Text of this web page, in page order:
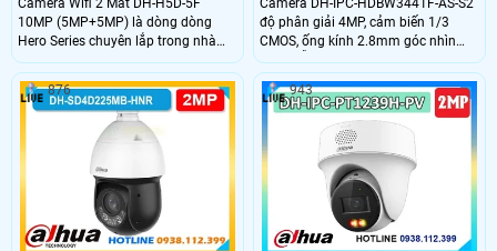
10MP (5MP+5MP) là dòng dòng
Hero Series chuyên lắp trong nhà
với khả năng giám sát hình ảnh
chất lượng 3K toàn cảnh không góc
khuất với 1 ống kính cố định và 1
ống kính xoay 360. Ngoài ra camera
wifi DH-H5D-5F còn giúp đảm bảo
an ninh hiệu quả với tính năng phát
hiện người và thú cưng với độ chính
xác cao
độ phân giải 4MP, cảm biến 1/3
CMOS, ống kính 2.8mm góc nhìn
102°, hỗ trợ Starlight, WDR 120dB,
H.265+, AI SMD 4.0, hồng ngoại
30m, thẻ nhớ 256GB, tích hợp mic,
nguồn DC12V/PoE, chuẩn bảo vệ
IP67 và IK10.
876 943